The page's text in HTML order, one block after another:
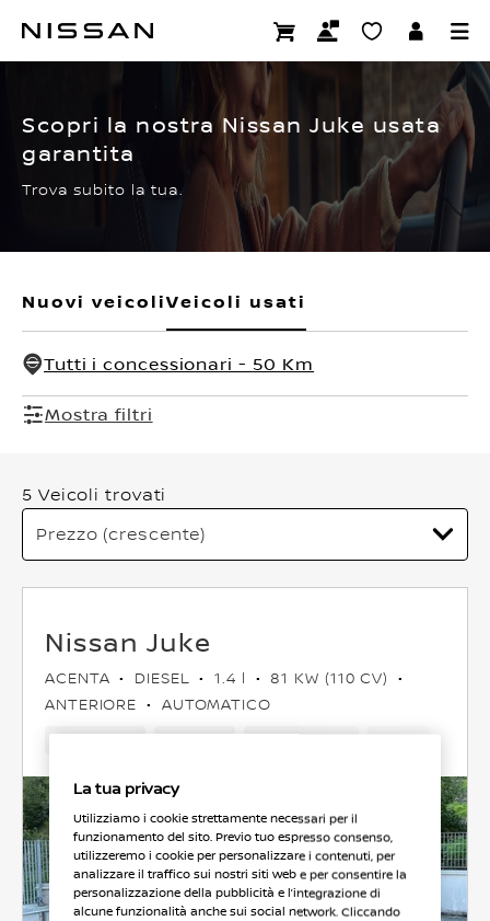
contenuti
CERTIFIED PRE
Scopri la nostra Nissan Juke usata
garantita
Trova subito la tua.
Nuovi veicoliVeicoli usati
Tutti i concessionari - 50 Km
Mostra filtri
5 Veicoli trovati
Nissan Juke
ACENTA DIESEL 1.4 l
81 KW (110 CV)
ANTERIORE
AUTOMATICO
163,600 Km Jun 2012 Grigio chiaro Diesel
La tua privacy
Utilizziamo i cookie strettamente necessari per il
funzionamento del sito. Previo tuo espresso consenso,
utilizzeremo i cookie per personalizzare i contenuti, per
analizzare il traffico sui nostri siti web e per consentire la
personalizzazione della pubblicità e l’integrazione di
alcune funzionalità anche sui social network. Cliccando